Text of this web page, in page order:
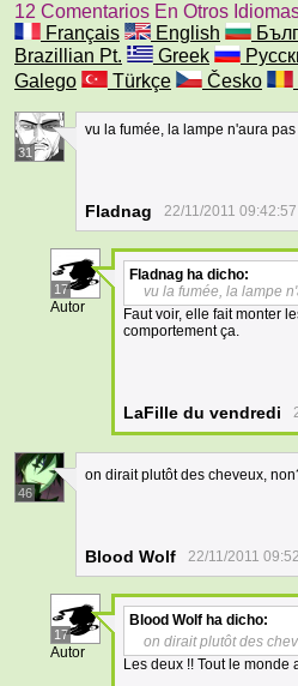
12 Comentarios En Otros
Français
English
Brazillian Pt.
Greek
Galego
Türkçe Česko
31
vu la fumée, la lampe n'aura
Fladnag 22/11/2011 09:42:57
17
Autor
Fladnag ha dicho:
vu la fumée, la lampe
Faut voir, elle fait monter
comportement ça.
LaFille du vendredi
46
on dirait plutôt des cheveux,
Blood Wolf 22/11/2011
17
Autor
Blood Wolf ha dicho:
on dirait plutôt des
Les deux !! Tout le monde